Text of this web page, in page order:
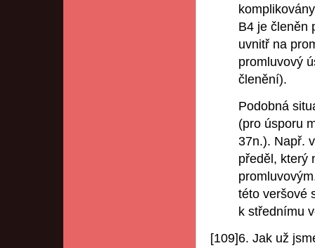
B4 je členěn
uvnitř na
promluvový
členění).
Podobná
(pro úsporu
37n.). Např.
předěl, který
této veršové
k střednímu
[109]6. Jak už